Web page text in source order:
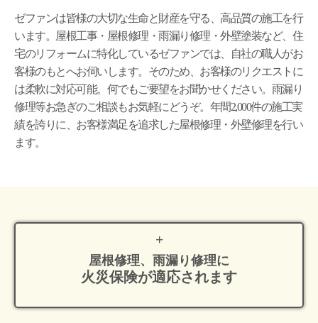
ゼファンは皆様の大切な生命と財産を守る、高品質の施工を行
います。屋根工事・屋根修理・雨漏り修理・外壁塗装など、住
宅のリフォームに特化しているゼファンでは、自社の職人がお
客様のもとへお伺いします。そのため、お客様のリクエストに
は柔軟に対応可能。何でもご要望をお聞かせください。雨漏り
修理等お急ぎのご相談もお気軽にどうぞ。年間2,000件の施工実
績を誇りに、お客様満足を追求した屋根修理・外壁修理を行い
ます。
屋根修理、雨漏り修理に
火災保険が適応されます